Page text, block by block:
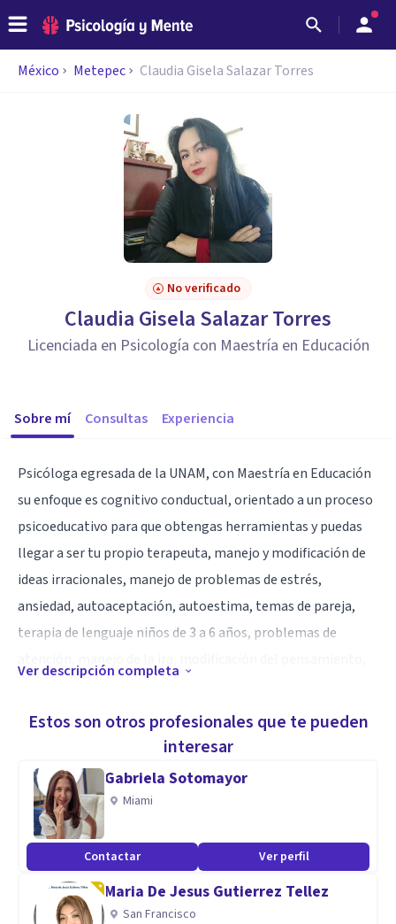
México Metepec Claudia Gisela Salazar Torres
No verificado
Claudia Gisela Salazar Torres
Licenciada en Psicología con Maestría en Educación
Sobre mí Consultas Experiencia
Psicóloga egresada de la UNAM, con Maestría en Educación
su enfoque es cognitivo conductual, orientado a un proceso
psicoeducativo para que obtengas herramientas y puedas
llegar a ser tu propio terapeuta, manejo y modificación de
ideas irracionales, manejo de problemas de estrés,
ansiedad, autoaceptación, autoestima, temas de pareja,
terapia de lenguaje niños de 3 a 6 años, problemas de
asertiva, trabajo en equipo, resiliencia, coaching personal.
Horarios de atención de lunes a viernes de 7:00 pm a 10:00
pm. Sábados de 9:00 a 16:00 hrs
Especialidad
Capacidad de escucha activa, capacidad de dirección y
contención. Asertividad en el diagnóstico, capacidad para
trabajar por metas a modificar, empatía, objetiva.
Ver descripción completa
Estos son otros profesionales que te pueden
interesar
Gabriela Sotomayor
Miami
Contactar Ver perfil
Maria De Jesus Gutierrez Tellez
San Francisco